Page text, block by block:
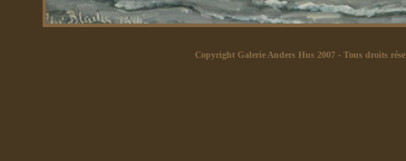
Copyright Galerie Anders Hus 2007- Tous droits